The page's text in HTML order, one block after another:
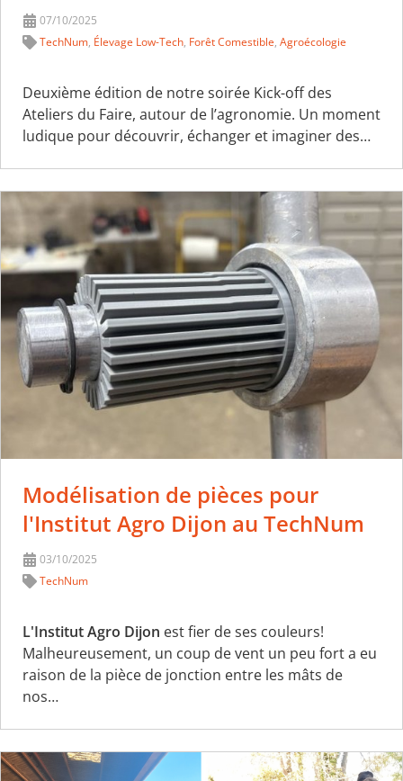
07/10/2025
TechNum, Élevage Low-Tech, Forêt Comestible,Agroécologie
Deuxième édition de notre soirée Kick-off des
Ateliers du Faire, autour de l’agronomie. Un moment
ludique pour découvrir, échanger et imaginer des…
Modélisation de pièces pour
l'Institut Agro Dijon au TechNum
03/10/2025
TechNum
L'Institut Agro Dijon est fier de ses couleurs!
Malheureusement, un coup de vent un peu fort a eu
raison de la pièce de jonction entre les mâts de
nos…